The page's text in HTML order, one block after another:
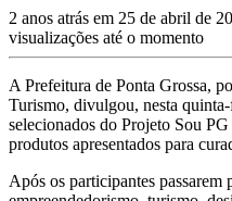
2 anos atrás em 25 de abril de
visualizações até o momento
A Prefeitura de Ponta Grossa,
Turismo, divulgou, nesta
selecionados do Projeto Sou
produtos apresentados para
Após os participantes passarem